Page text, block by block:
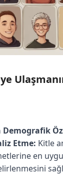
Demografik
Etme: Kitle
en